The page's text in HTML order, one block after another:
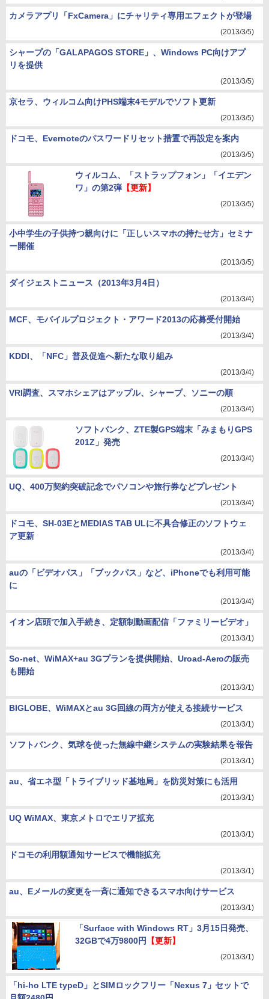
カメラアプリ「FxCamera」にチャリティ専用エフェクトが登場
(2013/3/5)
シャープの「GALAPAGOS STORE」、Windows PC向けアプ
リを提供
(2013/3/5)
京セラ、ウィルコム向けPHS端末4モデルでソフト更新
(2013/3/5)
ドコモ、Evernoteのパスワードリセット措置で再設定を案内
(2013/3/5)
ウィルコム、「ストラップフォン」「イエデン
ワ」の第2弾【更新】
(2013/3/5)
小中学生の子供持つ親向けに「正しいスマホの持たせ方」セミナ
ー開催
(2013/3/5)
ダイジェストニュース（2013年3月4日）
(2013/3/4)
MCF、モバイルプロジェクト・アワード2013の応募受付開始
(2013/3/4)
KDDI、「NFC」普及促進へ新たな取り組み
(2013/3/4)
VRI調査、スマホシェアはアップル、シャープ、ソニーの順
(2013/3/4)
ソフトバンク、ZTE製GPS端末「みまもりGPS
201Z」発売
(2013/3/4)
UQ、400万契約突破記念でパソコンや旅行券などプレゼント
(2013/3/4)
ドコモ、SH-03EとMEDIAS TAB ULに不具合修正のソフトウェ
ア更新
(2013/3/4)
auの「ビデオパス」「ブックパス」など、iPhoneでも利用可能
に
(2013/3/4)
イオン店頭で加入手続き、定額制動画配信「ファミリービデオ」
(2013/3/1)
So-net、WiMAX+au 3Gプランを提供開始、Uroad-Aeroの販売
も開始
(2013/3/1)
BIGLOBE、WiMAXとau 3G回線の両方が使える接続サービス
(2013/3/1)
ソフトバンク、気球を使った無線中継システムの実験結果を報告
(2013/3/1)
au、省エネ型「トライブリッド基地局」を防災対策にも活用
(2013/3/1)
UQ WiMAX、東京メトロでエリア拡充
(2013/3/1)
ドコモの利用額通知サービスで機能拡充
(2013/3/1)
au、Eメールの変更を一斉に通知できるスマホ向けサービス
(2013/3/1)
「Surface with Windows RT」3月15日発売、
32GBで4万9800円
【更新】
(2013/3/1)
「hi-ho LTE typeD」とSIMロックフリー「Nexus 7」セットで